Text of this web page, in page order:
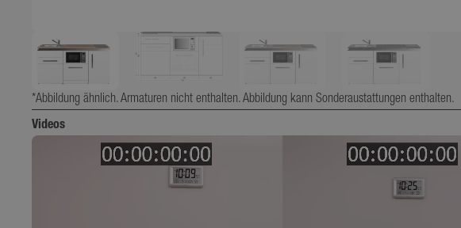
*Abbildung ähnlich. Armaturen nicht enthalten. Abbildung kann Sonderaustattungen enthalten.
Videos